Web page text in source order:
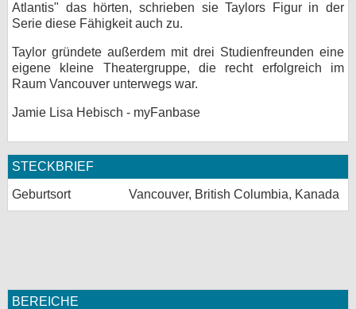
Atlantis" das hörten, schrieben sie Taylors Figur in der
Serie diese Fähigkeit auch zu.
Taylor gründete außerdem mit drei Studienfreunden eine
eigene kleine Theatergruppe, die recht erfolgreich im
Raum Vancouver unterwegs war.
Jamie Lisa Hebisch - myFanbase
STECKBRIEF
Geburtsort Vancouver, British Columbia, Kanada
BEREICHE
Nutzungsbedingungen
Datenschutz
Cookie-Einstellungen
Impressum
Desktop-Ansicht
myFanbase